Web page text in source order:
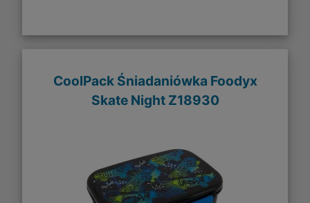
CoolPack Śniadaniówka Foodyx
Skate Night Z18930